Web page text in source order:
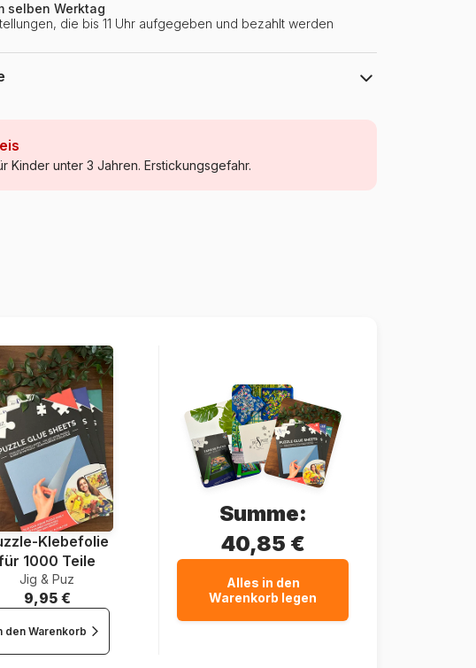
selben Werktag
die bis 11 Uhr aufgegeben und bezahlt werden
Puzzle für Erwachsene (500 bis 48000
Kinder unter 3 Jahren. Erstickungsgefahr.
Klebefolie
1000 Teile
Jig & Puz
9,95 €
den Warenkorb
Summe:
40,85 €
Alles in den
Warenkorb legen